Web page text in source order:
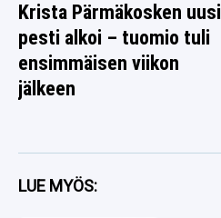
Krista Pärmäkosken uusi
pesti alkoi – tuomio tuli
ensimmäisen viikon
jälkeen
LUE MYÖS: